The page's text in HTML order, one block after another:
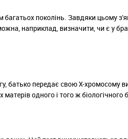
поколінь. Завдяки цьому
наприклад, визначити, чи є у
батько передає свою Х-хромосому
одного і того ж біологічного